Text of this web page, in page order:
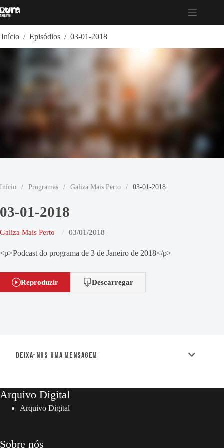
para
Início / Episódios / 03-01-2018
Início / Programas / Galiza Mais Perto / 03-01-2018
03-01-2018
Galiza Mais Perto 03/01/2018
<p>Podcast do programa de 3 de Janeiro de 2018</p>
Reproduzir Descarregar
Deixa-nos uma mensagem
Arquivo Digital
Arquivo Digital
Sobre nós